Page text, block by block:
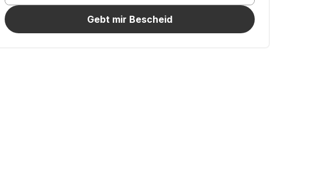
Gebt mir Bescheid